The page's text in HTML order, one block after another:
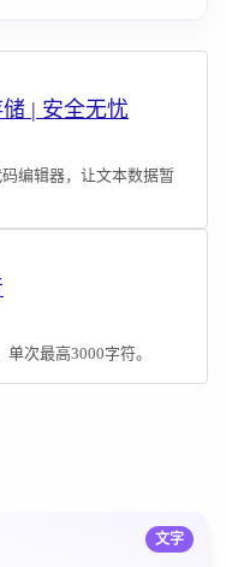
| 安全无忧
编辑器，让文本数据暂
次最高3000字符。
文字